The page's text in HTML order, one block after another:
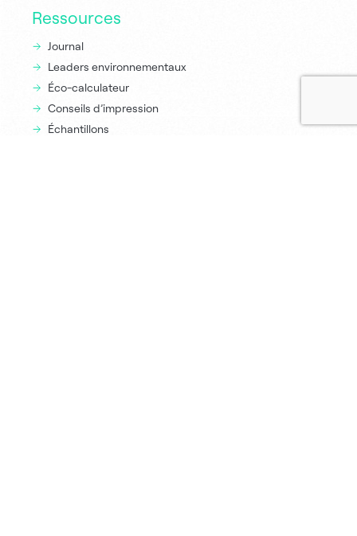
Ressources
Journal
Leaders environnementaux
Éco-calculateur
Conseils d’impression
Échantillons